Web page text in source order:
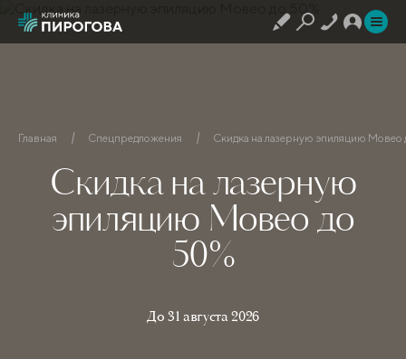
Главная Спецпредложения Скидка на лазерную эпиляцию Мовео
Скидка на лазерную
эпиляцию Мовео до
50%
До 31 августа 2026